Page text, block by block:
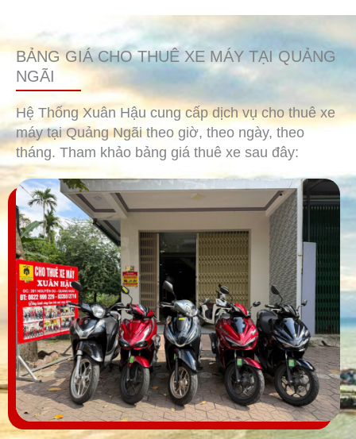
BẢNG GIÁ CHO THUÊ XE MÁY TẠI QUẢNG
NGÃI
Hệ Thống Xuân Hậu cung cấp dịch vụ cho thuê xe
máy tại Quảng Ngãi theo giờ, theo ngày, theo
tháng. Tham khảo bảng giá thuê xe sau đây: